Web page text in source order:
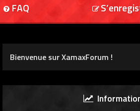
FAQ
Bienvenue sur XamaxForum !